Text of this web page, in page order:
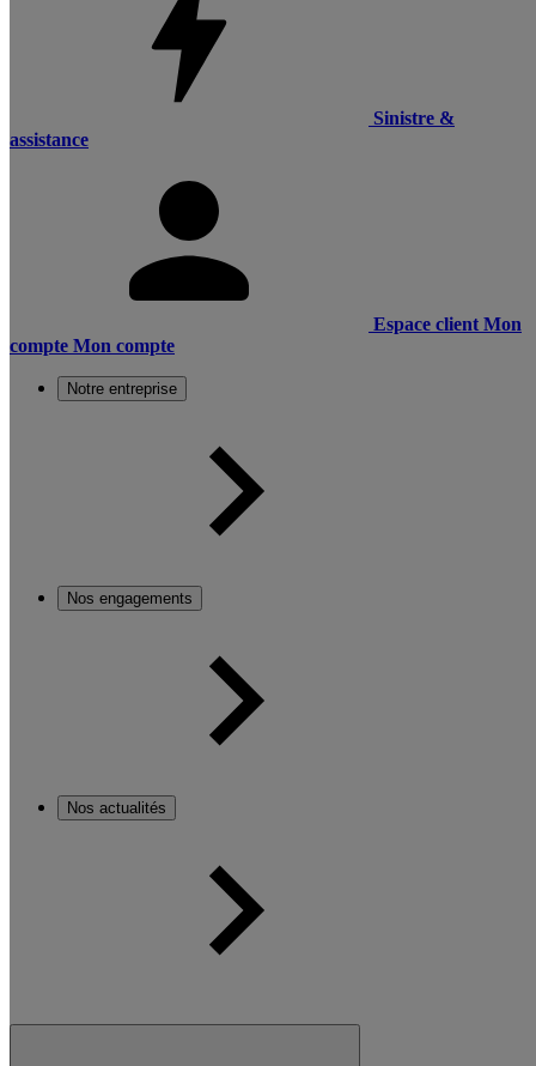
Sinistre &
assistance
Espace client Mon
compte Mon compte
Notre entreprise
Nos engagements
Nos actualités